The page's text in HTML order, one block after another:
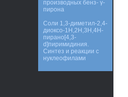
производных бенз- γ-
пирона
Соли 1,3-диметил-2,4-
диоксо-1Н,2Н,3Н,4Н-
пирано[4,3-
d]пиримидиния.
Синтез и реакции с
нуклеофилами